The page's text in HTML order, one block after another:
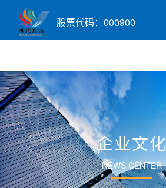
股票代码：000900
企业文化
NEWS CENTER